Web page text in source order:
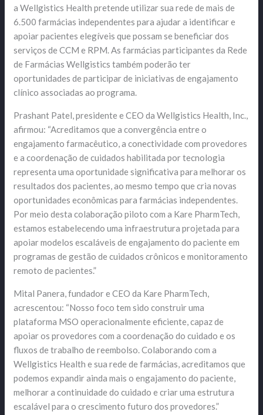
a Wellgistics Health pretende utilizar sua rede de mais de
6.500 farmácias independentes para ajudar a identificar e
apoiar pacientes elegíveis que possam se beneficiar dos
serviços de CCM e RPM. As farmácias participantes da Rede
de Farmácias Wellgistics também poderão ter
oportunidades de participar de iniciativas de engajamento
clínico associadas ao programa.
Prashant Patel, presidente e CEO da Wellgistics Health, Inc.,
afirmou: “Acreditamos que a convergência entre o
engajamento farmacêutico, a conectividade com provedores
e a coordenação de cuidados habilitada por tecnologia
representa uma oportunidade significativa para melhorar os
resultados dos pacientes, ao mesmo tempo que cria novas
oportunidades econômicas para farmácias independentes.
Por meio desta colaboração piloto com a Kare PharmTech,
estamos estabelecendo uma infraestrutura projetada para
apoiar modelos escaláveis ​​de engajamento do paciente em
programas de gestão de cuidados crônicos e monitoramento
remoto de pacientes.”
Mital Panera, fundador e CEO da Kare PharmTech,
acrescentou: “Nosso foco tem sido construir uma
plataforma MSO operacionalmente eficiente, capaz de
apoiar os provedores com a coordenação do cuidado e os
fluxos de trabalho de reembolso. Colaborando com a
Wellgistics Health e sua rede de farmácias, acreditamos que
podemos expandir ainda mais o engajamento do paciente,
melhorar a continuidade do cuidado e criar uma estrutura
escalável para o crescimento futuro dos provedores.”